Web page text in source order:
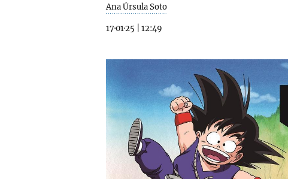
Ana Úrsula Soto
17·01·25 12:49